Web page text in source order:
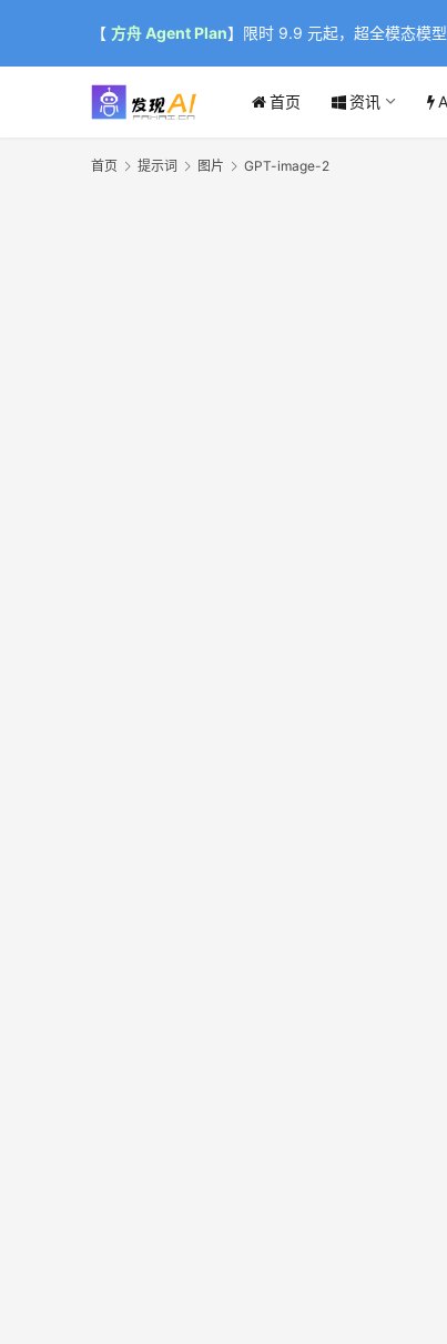
【 方舟 Agent Plan】限时 9.9 元起，超全模态模
首页 资讯
首页 提示词 图片 GPT-image-2